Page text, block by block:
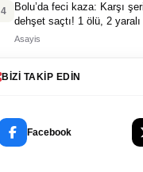
4
Bolu’da feci kaza: Karşı
dehşet saçtı! 1 ölü, 2 yaralı
Asayis
BIZI TAKIP EDIN
Facebook